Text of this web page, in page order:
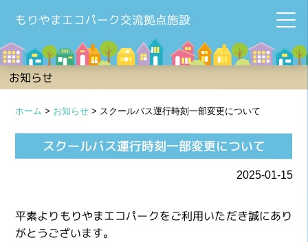
もりやまエコパーク交流拠点施設
お知らせ
ホーム > お知らせ > スクールバス運行時刻一部変更について
スクールバス運行時刻一部変更について
2025-01-15
平素よりもりやまエコパークをご利用いただき誠にあり
がとうございます。